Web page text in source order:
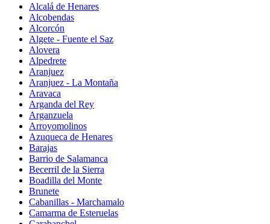
Alcalá de Henares
Alcobendas
Alcorcón
Algete - Fuente el Saz
Alovera
Alpedrete
Aranjuez
Aranjuez - La Montaña
Aravaca
Arganda del Rey
Arganzuela
Arroyomolinos
Azuqueca de Henares
Barajas
Barrio de Salamanca
Becerril de la Sierra
Boadilla del Monte
Brunete
Cabanillas - Marchamalo
Camarma de Esteruelas